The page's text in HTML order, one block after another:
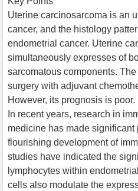
Uterine carcinosarcoma is an
cancer, and the histology
endometrial cancer. Uterine
simultaneously expresses of
sarcomatous components.
surgery with adjuvant
However, its prognosis is poor.
In recent years, research in
medicine has made significant
flourishing development of
studies have indicated the
lymphocytes within
cells also modulate the